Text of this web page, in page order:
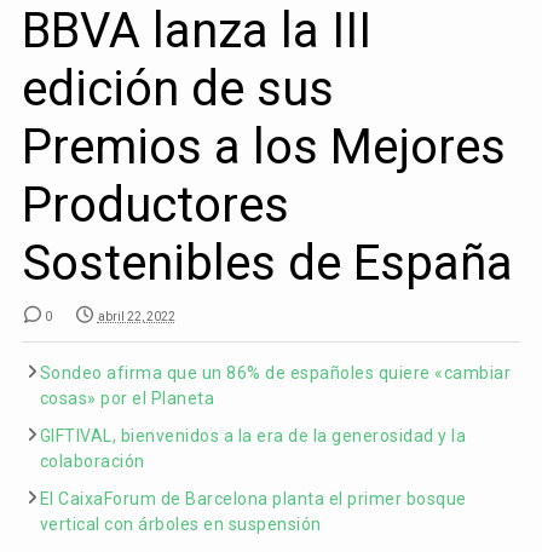
BBVA lanza la III
edición de sus
Premios a los Mejores
Productores
Sostenibles de España
0 abril 22, 2022
Sondeo afirma que un 86% de españoles quiere «cambiar
cosas» por el Planeta
GIFTIVAL, bienvenidos a la era de la generosidad y la
colaboración
El CaixaForum de Barcelona planta el primer bosque
vertical con árboles en suspensión